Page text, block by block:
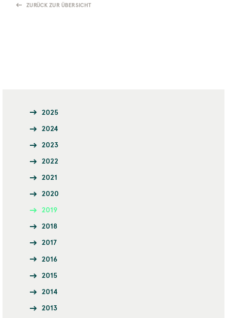
ZURÜCK ZUR ÜBERSICHT
2025
2024
2023
2022
2021
2020
2019
2018
2017
2016
2015
2014
2013